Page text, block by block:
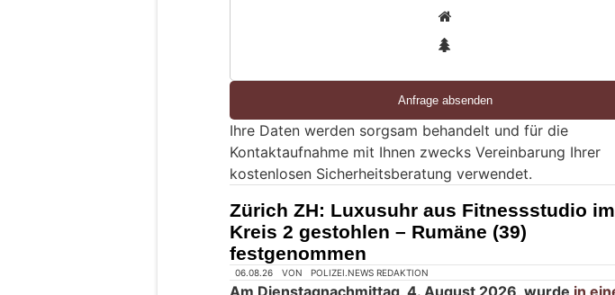
e
i
n
e
n
s
c
Ihre Daten werden sorgsam behandelt und für die
Kontaktaufnahme mit Ihnen zwecks Vereinbarung Ihrer
kostenlosen Sicherheitsberatung verwendet.
Zürich ZH: Luxusuhr aus Fitnessstudio im
Kreis 2 gestohlen – Rumäne (39)
festgenommen